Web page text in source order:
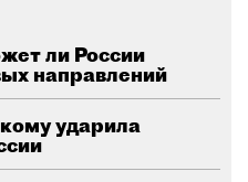
ли России
направлений
ударила